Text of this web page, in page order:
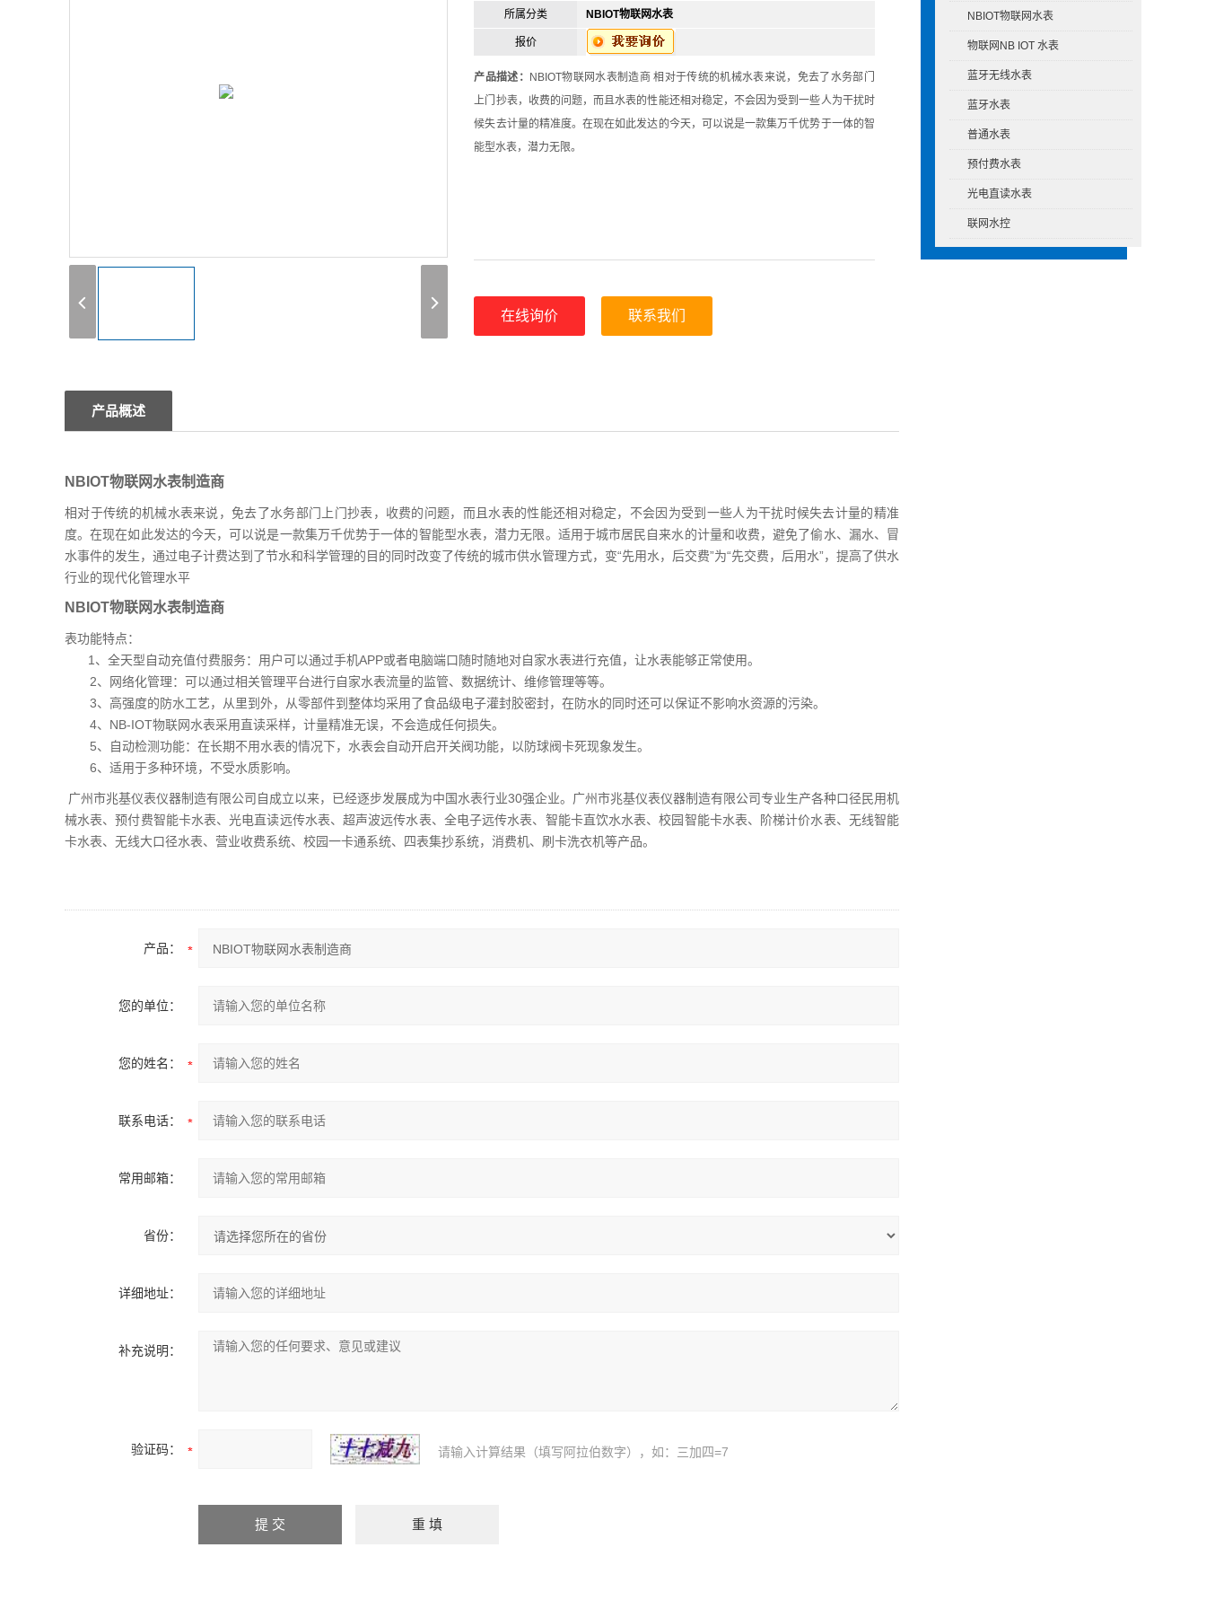
NBIOT物联网水表
物联网NB IOT 水表
蓝牙无线水表
蓝牙水表
普通水表
预付费水表
光电直读水表
联网水控
所属分类 NBIOT物联网水表
报价
产品描述：
NBIOT物联网水表制造商 相对于传统的机械水表来说，免去了水务部门
上门抄表，收费的问题，而且水表的性能还相对稳定，不会因为受到一些人为干扰时
候失去计量的精准度。在现在如此发达的今天，可以说是一款集万千优势于一体的智
能型水表，潜力无限。
在线询价 联系我们
产品概述
NBIOT物联网水表制造商
相对于传统的机械水表来说，免去了水务部门上门抄表，收费的问题，而且水表的性能还相对稳定，不会因为受到一些人为干扰时候失去计量的精准
度。在现在如此发达的今天，可以说是一款集万千优势于一体的智能型水表，潜力无限。适用于城市居民自来水的计量和收费，避免了偷水、漏水、冒
水事件的发生，通过电子计费达到了节水和科学管理的目的同时改变了传统的城市供水管理方式，变“先用水，后交费”为“先交费，后用水”，提高了供水
行业的现代化管理水平
NBIOT物联网水表制造商
表功能特点：
1、全天型自动充值付费服务：用户可以通过手机APP或者电脑端口随时随地对自家水表进行充值，让水表能够正常使用。
2、网络化管理：可以通过相关管理平台进行自家水表流量的监管、数据统计、维修管理等等。
3、高强度的防水工艺，从里到外，从零部件到整体均采用了食品级电子灌封胶密封，在防水的同时还可以保证不影响水资源的污染。
4、NB-IOT物联网水表采用直读采样，计量精准无误，不会造成任何损失。
5、自动检测功能：在长期不用水表的情况下，水表会自动开启开关阀功能，以防球阀卡死现象发生。
6、适用于多种环境，不受水质影响。
广州市兆基仪表仪器制造有限公司自成立以来，已经逐步发展成为中国水表行业30强企业。广州市兆基仪表仪器制造有限公司专业生产各种口径民用机
械水表、预付费智能卡水表、光电直读远传水表、超声波远传水表、全电子远传水表、智能卡直饮水水表、校园智能卡水表、阶梯计价水表、无线智能
卡水表、无线大口径水表、营业收费系统、校园一卡通系统、四表集抄系统，消费机、刷卡洗衣机等产品。
产品：
您的单位：
您的姓名：
联系电话：
常用邮箱：
省份：
详细地址：
补充说明：
验证码： 请输入计算结果（填写阿拉伯数字），如：三加四=7